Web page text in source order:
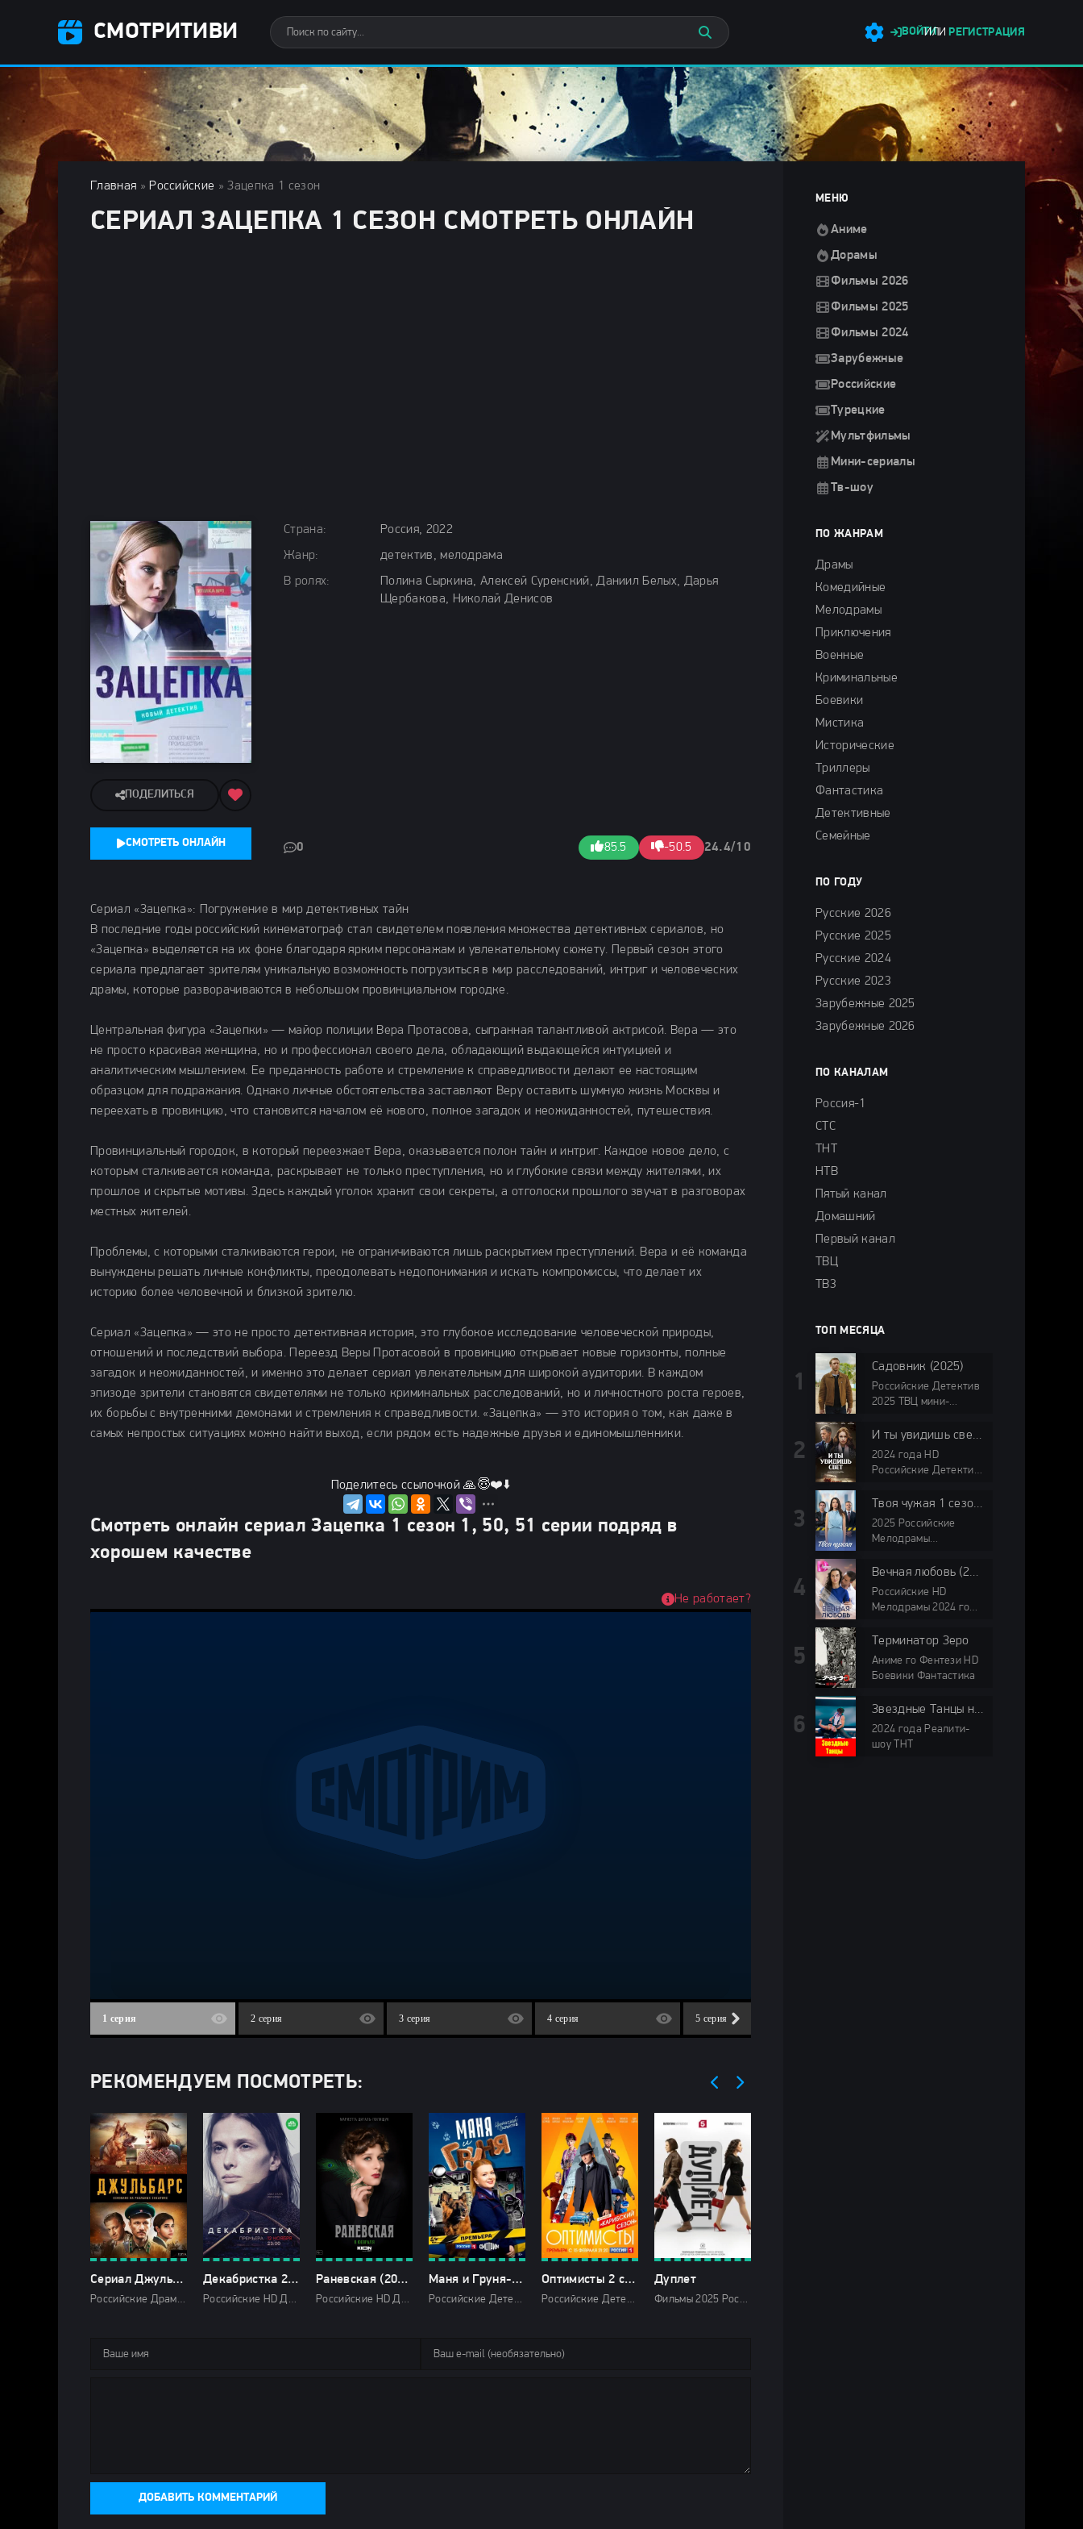
СМОТРИТИВИ ВОЙТИ
ИЛИ РЕГИСТРАЦИЯ
Главная » Российские » Зацепка 1 сезон
СЕРИАЛ ЗАЦЕПКА 1 СЕЗОН СМОТРЕТЬ ОНЛАЙН
Страна:
Россия, 2022
Жанр:
детектив, мелодрама
В ролях:
Полина Сыркина, Алексей Суренский, Даниил Белых, Дарья
Щербакова, Николай Денисов
0 85.5 -50.5 24.4/10
ПОДЕЛИТЬСЯ
СМОТРЕТЬ ОНЛАЙН
Сериал «Зацепка»: Погружение в мир детективных тайн
В последние годы российский кинематограф стал свидетелем появления множества детективных сериалов, но
«Зацепка» выделяется на их фоне благодаря ярким персонажам и увлекательному сюжету. Первый сезон этого
сериала предлагает зрителям уникальную возможность погрузиться в мир расследований, интриг и человеческих
драмы, которые разворачиваются в небольшом провинциальном городке.
Центральная фигура «Зацепки» — майор полиции Вера Протасова, сыгранная талантливой актрисой. Вера — это
не просто красивая женщина, но и профессионал своего дела, обладающий выдающейся интуицией и
аналитическим мышлением. Ее преданность работе и стремление к справедливости делают ее настоящим
образцом для подражания. Однако личные обстоятельства заставляют Веру оставить шумную жизнь Москвы и
переехать в провинцию, что становится началом её нового, полное загадок и неожиданностей, путешествия.
Провинциальный городок, в который переезжает Вера, оказывается полон тайн и интриг. Каждое новое дело, с
которым сталкивается команда, раскрывает не только преступления, но и глубокие связи между жителями, их
прошлое и скрытые мотивы. Здесь каждый уголок хранит свои секреты, а отголоски прошлого звучат в разговорах
местных жителей.
Проблемы, с которыми сталкиваются герои, не ограничиваются лишь раскрытием преступлений. Вера и её команда
вынуждены решать личные конфликты, преодолевать недопонимания и искать компромиссы, что делает их
историю более человечной и близкой зрителю.
Сериал «Зацепка» — это не просто детективная история, это глубокое исследование человеческой природы,
отношений и последствий выбора. Переезд Веры Протасовой в провинцию открывает новые горизонты, полные
загадок и неожиданностей, и именно это делает сериал увлекательным для широкой аудитории. В каждом
эпизоде зрители становятся свидетелями не только криминальных расследований, но и личностного роста героев,
их борьбы с внутренними демонами и стремления к справедливости. «Зацепка» — это история о том, как даже в
самых непростых ситуациях можно найти выход, если рядом есть надежные друзья и единомышленники.
Поделитесь ссылочкой 🙏😇❤️⬇️
Смотреть онлайн сериал Зацепка 1 сезон 1, 50, 51 серии подряд в
хорошем качестве
1 серия 2 серия 3 серия 4 серия 5 серия
Не работает?
РЕКОМЕНДУЕМ ПОСМОТРЕТЬ:
Сериал Джульбарс 2020 Все (1-8 Серии) подряд Россия
Российские Драмы История Военные 2020 Первый канал
Декабристка 2018
Российские HD Драмы 2018 НТВ
Раневская (2023)
Российские HD Драмы 2023 Первый канал
Маня и Груня-1 сезон
Российские Детектив Мелодрамы 2025 Россия 1 HD
Оптимисты 2 сезон
Российские Детектив Драмы История 2021 Россия 1 HD про советское время и эпоху СССР про шпионов, разведчиков и диверсантов про измену и предательство
Дуплет
Фильмы 2025 Российские Детектив 2025 Пятый канал HD
ДОБАВИТЬ КОММЕНТАРИЙ
МЕНЮ
Аниме
Дорамы
Фильмы 2026
Фильмы 2025
Фильмы 2024
Зарубежные
Российские
Турецкие
Мультфильмы
Мини-сериалы
Тв-шоу
ПО ЖАНРАМ
Драмы
Комедийные
Мелодрамы
Приключения
Военные
Криминальные
Боевики
Мистика
Исторические
Триллеры
Фантастика
Детективные
Семейные
ПО ГОДУ
Русские 2026
Русские 2025
Русские 2024
Русские 2023
Зарубежные 2025
Зарубежные 2026
ПО КАНАЛАМ
Россия-1
СТС
ТНТ
НТВ
Пятый канал
Домашний
Первый канал
ТВЦ
ТВ3
ТОП МЕСЯЦА
Садовник (2025)
Российские Детектив
2025 ТВЦ мини-
И ты увидишь свет 2024
2024 года HD
Российские Детектив
Твоя чужая 1 сезон (2025)
2025 Российские
Мелодрамы
сериалы HD
Вечная любовь (2024)
Российские HD
Мелодрамы 2024 года
сериалы
Терминатор Зеро
Аниме го Фентези HD
Боевики Фантастика
Звездные Танцы на ТНТ 2024
2024 года Реалити-
шоу ТНТ